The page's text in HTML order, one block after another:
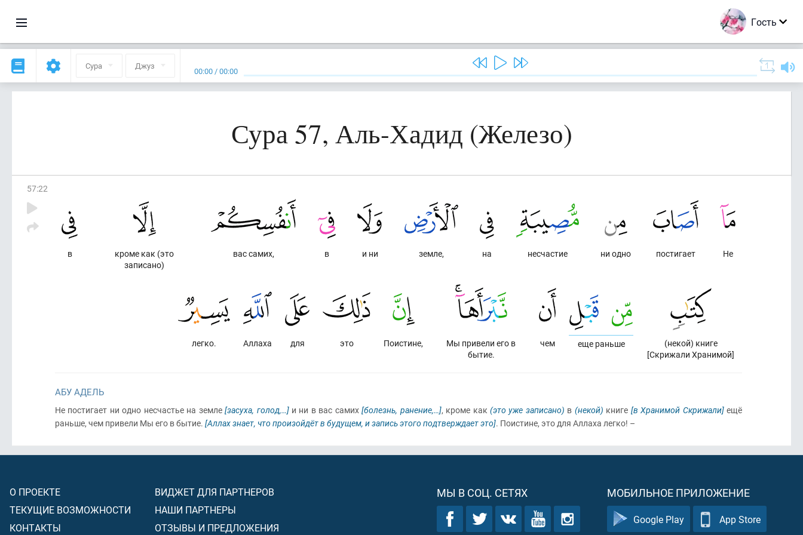
Гость
Сура Джуз 00:00 /00:00
Сура 57, Аль-Хадид (Железо)
57:22
Не
постигает
ни одно
несчастие
на
земле,
и ни
в
вас самих,
кроме как (это
записано)
в
(некой) книге
[Скрижали Хранимой]
еще раньше
чем
Мы привели его в
бытие.
Поистине,
это
для
Аллаха
легко.
АБУ АДЕЛЬ
Не постигает ни одно несчастье на земле[засуха, голод,…]и ни в вас самих[болезнь, ранение,…], кроме как(это уже записано) в (некой) книге [в Хранимой Скрижали]ещё
раньше, чем привели Мы его в бытие. [Аллах знает, что произойдёт в будущем, и запись этого подтверждает это]. Поистине, это для Аллаха легко! –
О ПРОЕКТЕ
ТЕКУЩИЕ ВОЗМОЖНОСТИ
КОНТАКТЫ
ВИДЖЕТ ДЛЯ ПАРТНЕРОВ
НАШИ ПАРТНЕРЫ
ОТЗЫВЫ И ПРЕДЛОЖЕНИЯ
МЫ В СОЦ. СЕТЯХ МОБИЛЬНОЕ ПРИЛОЖЕНИЕ
Google Play App Store